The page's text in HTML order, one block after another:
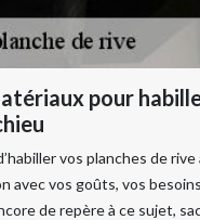
pour
vos planches de
avec vos goûts, vos
de repère à ce sujet,